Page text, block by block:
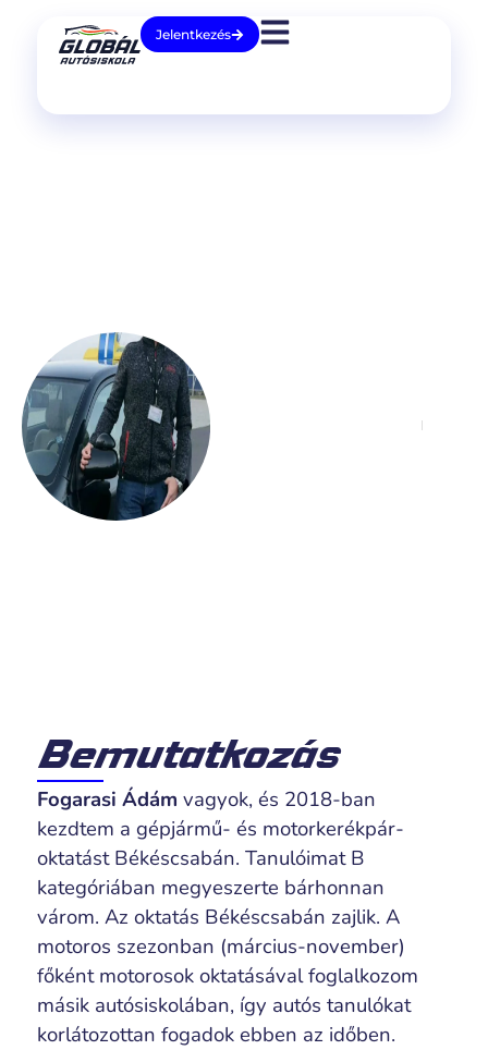
Jelentkezés
06 30 339 1940
Bemutatkozás
Fogarasi Ádám vagyok, és 2018-ban
kezdtem a gépjármű- és motorkerékpár-
oktatást Békéscsabán. Tanulóimat B
kategóriában megyeszerte bárhonnan
várom. Az oktatás Békéscsabán zajlik. A
motoros szezonban (március-november)
főként motorosok oktatásával foglalkozom
másik autósiskolában, így autós tanulókat
korlátozottan fogadok ebben az időben.